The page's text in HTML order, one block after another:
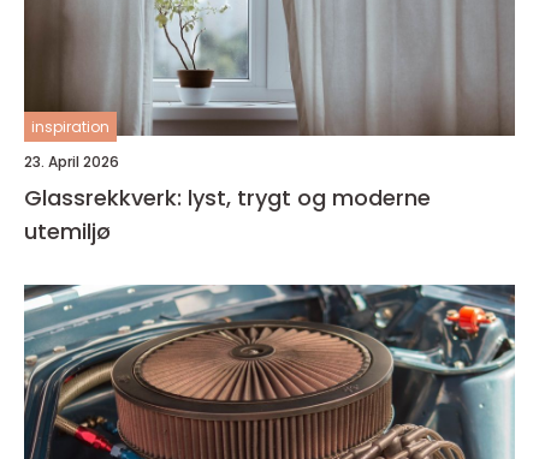
inspiration
23. April 2026
Glassrekkverk: lyst, trygt og moderne
utemiljø